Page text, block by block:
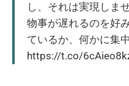
し、それは実現しま
物事が遅れるのを好
ているか、何かに集
https://t.co/